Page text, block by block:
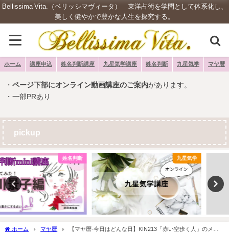
Bellissima Vita.（ベリッシマヴィータ） 東洋占術を学問として体系化し、
美しく健やかで豊かな人生を探究する。
ホーム 講座申込 姓名判断講座 九星気学講座 姓名判断 九星気学 マヤ暦
・ ページ下部にオンライン動画講座のご案内があります。
・一部PRあり
pickup
九星気学
ホーム マヤ暦
【マヤ暦-今日はどんな日】KIN213「赤い空歩く人」のメッ